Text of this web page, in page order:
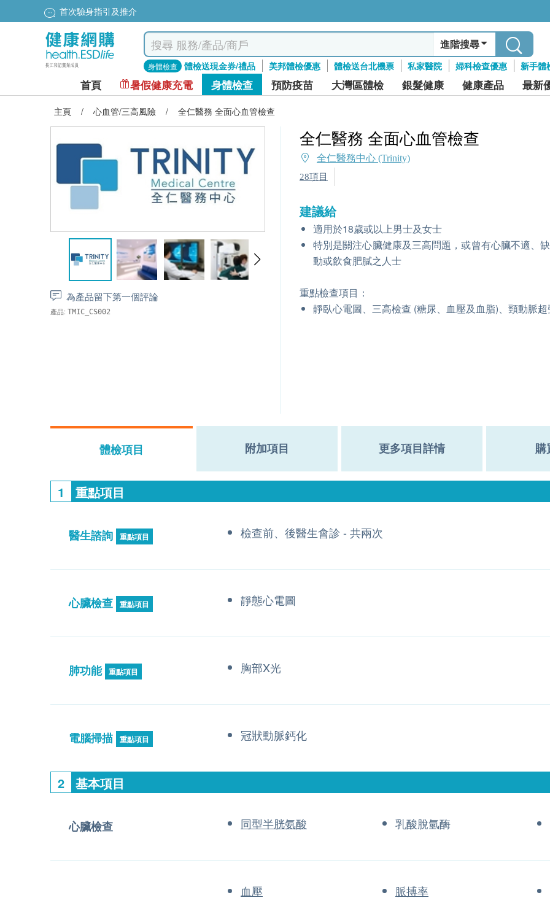
首次驗身指引及推介
進階搜尋
身體檢查 體檢送現金券/禮品 美邦體檢優惠 體檢送台北機票 私家醫院 婦科檢查優惠 新手體
首頁 暑假健康充電 身體檢查 預防疫苗 大灣區體檢 銀髮健康 健康產品 最新
主頁 / 心血管/三高風險 / 全仁醫務 全面心血管檢查
為產品留下第一個評論
產品: TMIC_CS002
全仁醫務 全面心血管檢查
全仁醫務中心 (Trinity)
28項目
建議給
適用於18歲或以上男士及女士
特別是關注心臟健康及三高問題，或曾有心臟不適、
動或飲食肥膩之人士
重點檢查項目：
靜臥心電圖、三高檢查 (糖尿、血壓及血脂)、頸動脈超
體檢項目 附加項目 更多項目詳情 購
1 重點項目
醫生諮詢 重點項目 檢查前、後醫生會診 - 共兩次
心臟檢查 重點項目 靜態心電圖
肺功能 重點項目 胸部X光
電腦掃描 重點項目 冠狀動脈鈣化
2 基本項目
心臟檢查 同型半胱氨酸 乳酸脫氫酶
血壓 脈搏率